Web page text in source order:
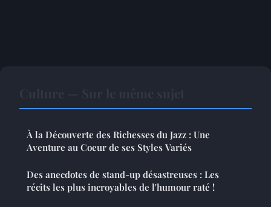
À la Découverte des Richesses du Jazz : Une
Aventure au Coeur de ses Styles Variés
Des anecdotes de stand-up désastreuses : Les
récits les plus incroyables de l'humour raté !